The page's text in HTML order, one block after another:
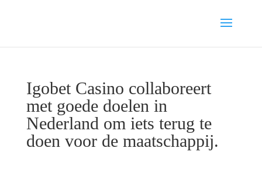
Igobet Casino collaboreert
met goede doelen in
Nederland om iets terug te
doen voor de maatschappij.